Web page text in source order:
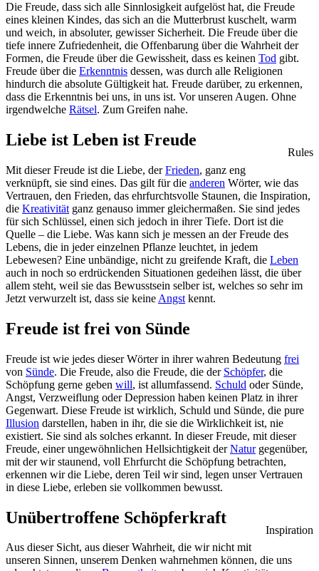
Die Freude, dass sich alle Sinnlosigkeit aufgelöst hat, die Freude
eines kleinen Kindes, das sich an die Mutterbrust kuschelt, warm
und weich, in absoluter, gewisser Sicherheit. Die Freude über die
tiefe innere Zufriedenheit, die Offenbarung über die Wahrheit der
Formen, die Freude über die Gewissheit, dass es keinen Tod gibt.
Freude über die Erkenntnis dessen, was durch alle Religionen
hindurch die absolute Gültigkeit hat. Freude darüber, zu erkennen,
dass die Erkenntnis bei uns, in uns ist. Vor unseren Augen. Ohne
irgendwelche Rätsel. Zum Greifen nahe.
Rules
Liebe ist Leben ist Freude
Mit dieser Freude ist die Liebe, derFrieden, ganz eng
verknüpft, sie sind eines. Das gilt für die anderen Wörter, wie das
Vertrauen, den Frieden, das ehrfurchtsvolle Staunen, die Inspiration,
die Kreativität ganz genauso immer gleichermaßen. Sie sind jedes
für sich Schlüssel, einen sich jedoch in ihrer Tiefe. Dort ist die
Quelle – die Liebe. Was kann sich je messen an der Freude des
Lebens, die in jeder einzelnen Pflanze leuchtet, in jedem
Lebewesen? Eine unbändige, nicht zu greifende Kraft, die Leben
auch in noch so erdrückenden Situationen gedeihen lässt, die über
allem steht, weil sie das Bewusstsein selber ist, welches so sehr im
Jetzt verwurzelt ist, dass sie keine Angst kennt.
Freude ist frei von Sünde
Freude ist wie jedes dieser Wörter in ihrer wahren Bedeutung frei
von Sünde. Die Freude, also die Freude, die der Schöpfer, die
Schöpfung gerne geben will, ist allumfassend. Schuld oder Sünde,
Angst, Verzweiflung oder Depression haben keinen Platz in ihrer
Gegenwart. Diese Freude ist wirklich, Schuld und Sünde, die pure
Illusion darstellen, haben in ihr, die sie die Wirklichkeit ist, nie
existiert. Sie sind als solches erkannt. In dieser Freude, mit dieser
Freude, einer ungewöhnlichen Hellsichtigkeit derNaturgegenüber,
mit der wir staunend, voll Ehrfurcht die Schöpfung betrachten,
erkennen wir die Liebe, deren Teil wir sind, legen unser Vertrauen
in diese Liebe, erleben sie vollkommen bewusst.
Inspiration
Unübertroffene Schöpferkraft
Aus dieser Sicht, aus dieser Wahrheit, die wir nicht mit
unseren Sinnen, unserem Denken wahrnehmen können, die uns